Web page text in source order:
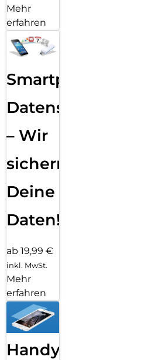
Mehr
erfahren
Smartphone
Datensicherung
– Wir
sichern
Deine
Daten!
ab 19,99 €
inkl. MwSt.
Mehr
erfahren
Handy